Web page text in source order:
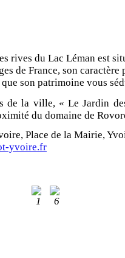
rives du Lac Léman est
de France, son caractère
son patrimoine vous
de la ville, « Le Jardin
du domaine de
Place de la Mairie,
yvoire.fr